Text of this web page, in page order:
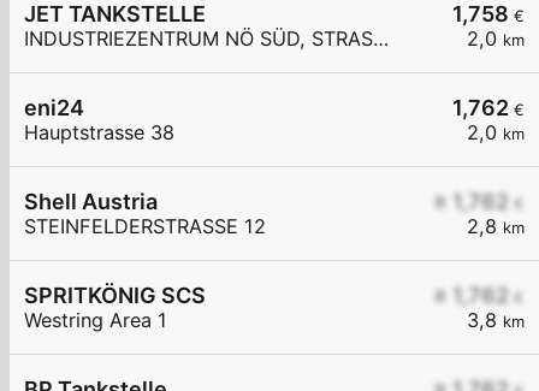
1,758 €
2,0 km
JET TANKSTELLE
INDUSTRIEZENTRUM NÖ SÜD, STRASSE 3
1,762 €
2,0 km
eni24
Hauptstrasse 38
≥ 1,762 €
2,8 km
Shell Austria
STEINFELDERSTRASSE 12
≥ 1,762 €
3,8 km
SPRITKÖNIG SCS
Westring Area 1